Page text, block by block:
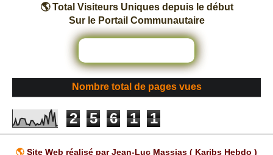
🌎 Total Visiteurs Uniques depuis le début
Sur le Portail Communautaire
Nombre total de pages vues
2 5 6 1 1
🌎 Site Web réalisé par Jean-Luc Massias ( Karibs Hebdo )